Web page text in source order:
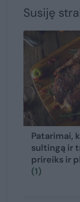
Susiję
Patarimai,
sultingą ir
prireiks ir
(1)